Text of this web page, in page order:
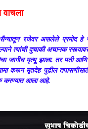
सैन्यातून रजेवर असलेले प्रमोद हे
त्यांची दुचाकी अचानक
जागीच मृत्यू झाला. तर पती आणि
करून मृतदेह पुढील
करण्यात आला आहे.